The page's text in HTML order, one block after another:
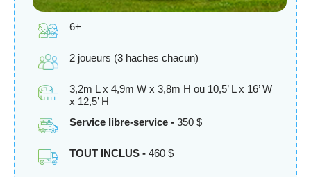
6+
2 joueurs (3 haches chacun)
3,2m L x 4,9m W x 3,8m H ou 10,5’ L x 16’ W
x 12,5’ H
Service libre-service - 350 $
TOUT INCLUS - 460 $